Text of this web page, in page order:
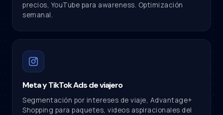
precios, YouTube para awareness. Optimización
semanal.
Meta y TikTok Ads de viajero
Segmentación por intereses de viaje, Advantage+
Shopping para paquetes, videos aspiracionales del